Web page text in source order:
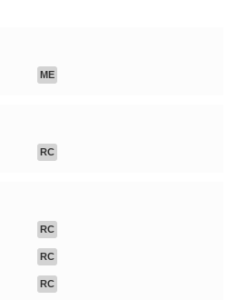
ME
RC
RC
RC
RC